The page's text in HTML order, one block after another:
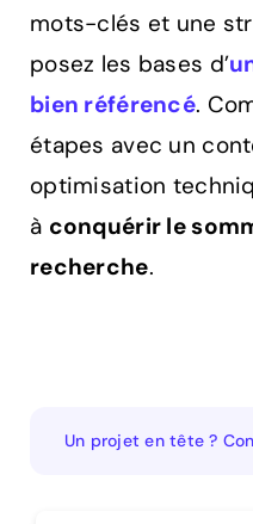
mots-clés et une
posez les bases d’
bien référencé.
étapes avec un
optimisation
à conquérir le
recherche.
Un projet en tête ?